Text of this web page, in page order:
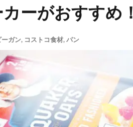
ーがおすすめ！
ーガン, コストコ食材, パン